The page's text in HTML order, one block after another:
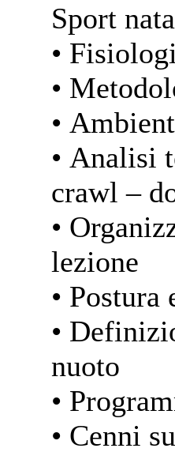
Sport
•
•
•
• Analisi
crawl –
•
lezione
• Postura
•
nuoto
•
• Cenni